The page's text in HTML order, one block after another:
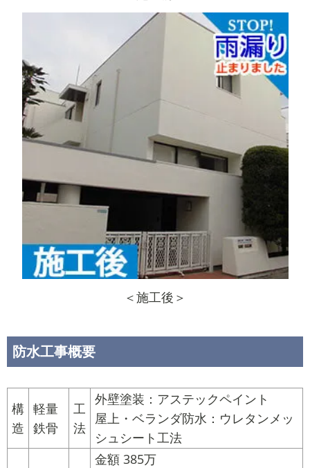
＜施工後＞
防水工事概要
構
造
軽量
鉄骨
工
法
外壁塗装：アステックペイント
屋上・ベランダ防水：ウレタンメッ
シュシート工法
金額 385万